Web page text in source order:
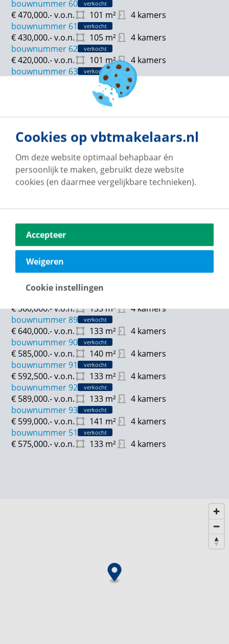
bouwnummer 60 verkocht
101 m² 4 kamers
€ 470,000.-v.o.n.
bouwnummer 61
verkocht
105 m² 4 kamers
€ 430,000.-v.o.n.
bouwnummer 62
verkocht
101 m² 4 kamers
€ 420,000.-v.o.n.
bouwnummer 63
verkocht
101m² 4 kamers
verkocht
101m²
bouwnummer 80
verkocht
bouwnummer 81
verkocht
bouwnummer 82
verkocht
124m² 4 kamers
€ 500,000.-v.o.n.
bouwnummer 83
verkocht
bouwnummer 84
verkocht
bouwnummer 85
€ 460,000.-v.o.n.
bouwnummer 86
verkocht
€ 470,000.-v.o.n.
bouwnummer 87
verkocht
140
€ 620,000.-v.o.n.
133m² 4 kamers
€ 560,000.-v.o.n.
bouwnummer 89
verkocht
133 m² 4 kamers
€ 640,000.-v.o.n.
bouwnummer 90
verkocht
140 m² 4 kamers
€ 585,000.-v.o.n.
bouwnummer 91
verkocht
133 m² 4 kamers
€ 592,500.-v.o.n.
bouwnummer 92
verkocht
133 m² 4 kamers
€ 589,000.-v.o.n.
bouwnummer 93
verkocht
141 m² 4 kamers
€ 599,000.-v.o.n.
bouwnummer 51
verkocht
133 m² 4 kamers
€ 575,000.-v.o.n.
Cookies op vbtmakelaars.nl
Om deze website optimaal behapbaar én
persoonlijk te maken, gebruikt deze website
cookies (en daarmee vergelijkbare technieken).
Accepteer
Weigeren
Cookie instellingen